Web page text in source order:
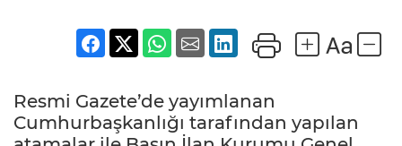
Resmi Gazete’de yayımlanan
Cumhurbaşkanlığı tarafından yapılan